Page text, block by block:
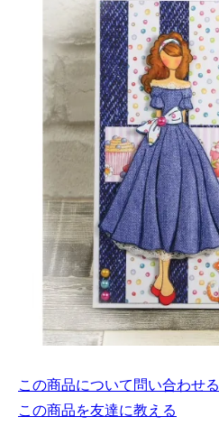
この商品について問い合わせる
この商品を友達に教える